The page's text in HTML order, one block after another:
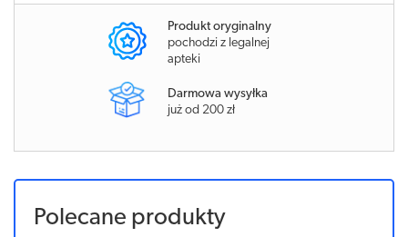
Produkt oryginalny
pochodzi z legalnej
apteki
Darmowa wysyłka
już od 200 zł
Polecane produkty